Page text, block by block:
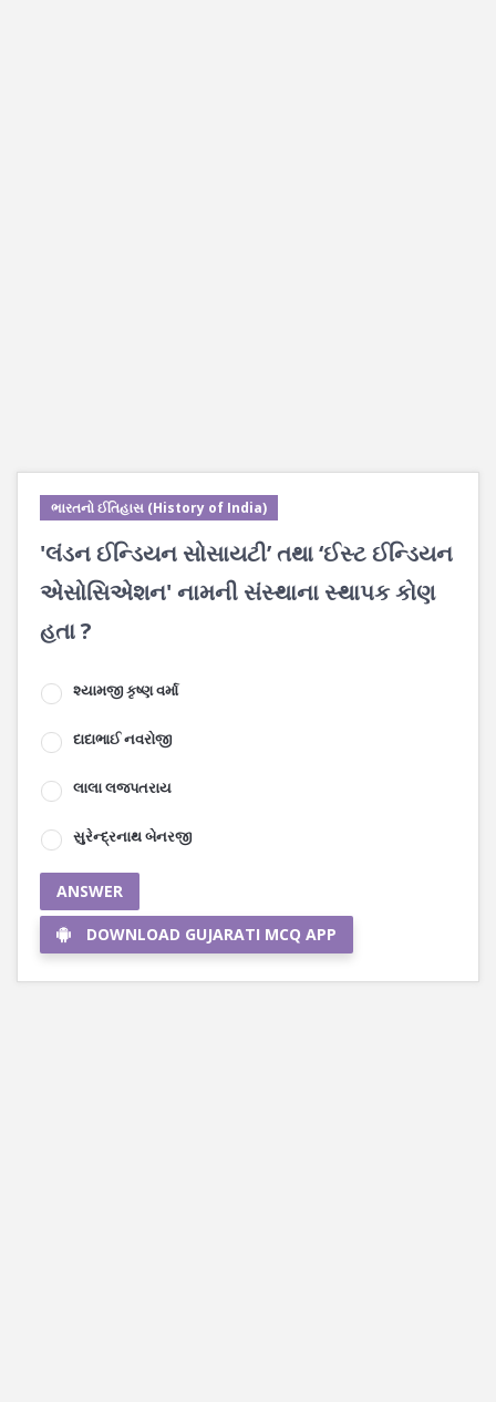
ભારતનો ઈતિહાસ (History of India)
'લંડન ઈન્ડિયન સોસાયટી’ તથા ‘ઈસ્ટ ઈન્ડિયન
એસોસિએશન' નામની સંસ્થાના સ્થાપક કોણ
હતા ?
શ્યામજી કૃષ્ણ વર્મા
દાદાભાઈ નવરોજી
લાલા લજપતરાય
સુરેન્દ્રનાથ બેનરજી
ANSWER
DOWNLOAD GUJARATI MCQ APP